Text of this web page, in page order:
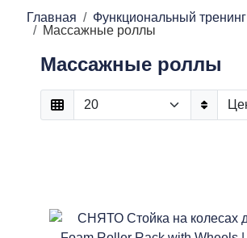
Главная
Функциональный тренинг
Массажные роллы
Массажные роллы